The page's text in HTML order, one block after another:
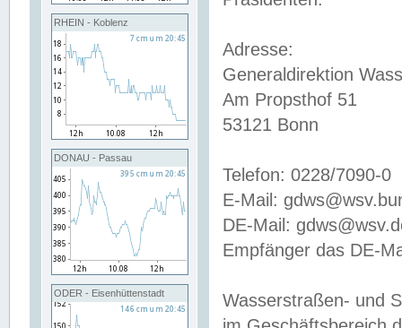
RHEIN - Koblenz
DONAU - Passau
ODER - Eisenhüttenstadt
Adresse:
Generaldirektion
Am Propsthof 51
53121 Bonn
Telefon: 0228/7090-0
E-Mail:
DE-Mail:
Empfänger das DE-
Wasserstraßen- und